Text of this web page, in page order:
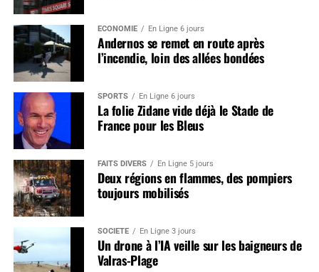
ÉCONOMIE En Ligne 6 jours
Andernos se remet en route après
l’incendie, loin des allées bondées
SPORTS En Ligne 6 jours
La folie Zidane vide déjà le Stade de
France pour les Bleus
FAITS DIVERS En Ligne 5 jours
Deux régions en flammes, des pompiers
toujours mobilisés
SOCIÉTÉ En Ligne 3 jours
Un drone à l’IA veille sur les baigneurs de
Valras-Plage